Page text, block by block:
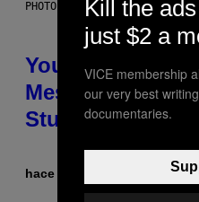
PHOTO: BATUHAN TOKER /
Your Desk
Messing With
Study Finds
hace 14 minutos Luis
Kill the
just $2 a
VICE membership
our very best
documentaries.